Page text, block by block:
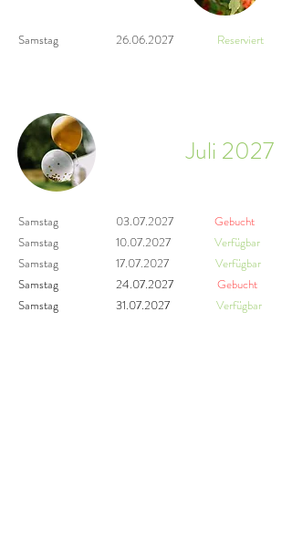
Samstag 26.06.2027 Reserviert
Juli 2027
Samstag 03.07.2027
Gebucht
Samstag 10.07.2027
Verfügbar
Samstag 17.07.2027
Verfügbar
Samstag 24.07.2027
Gebucht
Samstag 31.07.2027 Verfügbar